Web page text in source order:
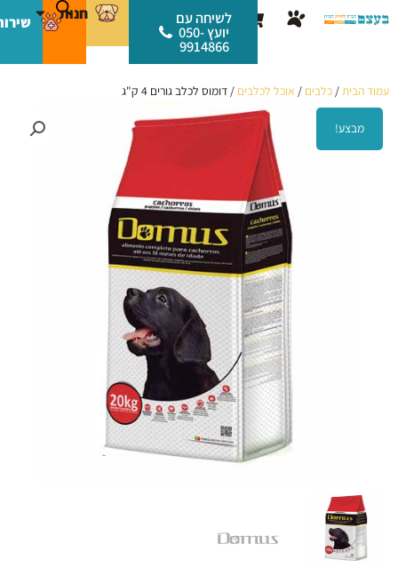
לתוכן
עגלת
קניות
לשיחה עם
יועץ 050-
9914866
חנות
עמוד הבית/ כלבים / אוכל לכלבים / דומוס לכלב גורים 4 ק"ג
מבצע!